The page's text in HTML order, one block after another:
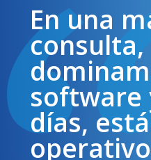
En una
consulta,
software
días,